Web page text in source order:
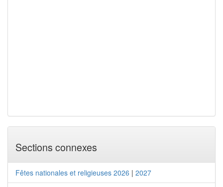
Sections connexes
Fêtes nationales et religieuses 2026 | 2027